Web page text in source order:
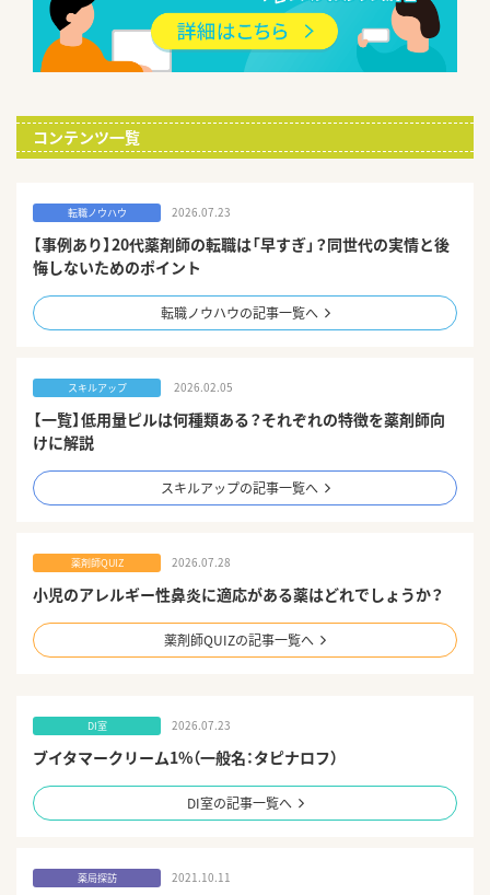
コンテンツ一覧
転職ノウハウ 2026.07.23
【事例あり】20代薬剤師の転職は「早すぎ」？同世代の実情と後
悔しないためのポイント
転職ノウハウの記事一覧へ
スキルアップ 2026.02.05
【一覧】低用量ピルは何種類ある？それぞれの特徴を薬剤師向
けに解説
スキルアップの記事一覧へ
薬剤師QUIZ 2026.07.28
小児のアレルギー性鼻炎に適応がある薬はどれでしょうか？
薬剤師QUIZの記事一覧へ
DI室 2026.07.23
ブイタマークリーム1%（一般名：タピナロフ）
DI室の記事一覧へ
薬局探訪 2021.10.11